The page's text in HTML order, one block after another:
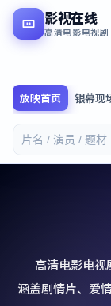
影视在线
高清电影电视
放映首页 银幕现
高清电影电视
涵盖剧情片、爱